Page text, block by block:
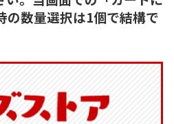
の数量選択は1個で結構で